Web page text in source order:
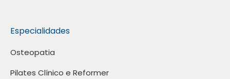
Especialidades
Osteopatia
Pilates Clínico e Reformer